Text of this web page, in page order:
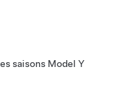
saisons Model Y